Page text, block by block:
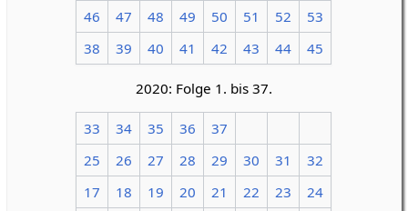
46
47 48 49 50 51 52
53
38
39 40 41 42 43 44 45
2020: Folge 1. bis 37.
33 34 35 36
37
25
26 27 28 29 30 31
32
17
18 19 20 21 22 23
24